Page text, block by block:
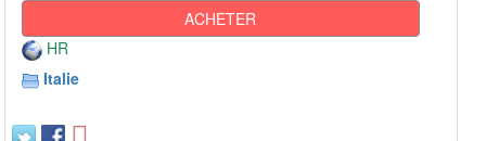
ACHETER
HR
Italie